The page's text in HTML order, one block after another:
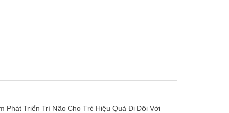
Phát Triển Trí Não Cho Trẻ Hiệu Quả Đi Đôi Với